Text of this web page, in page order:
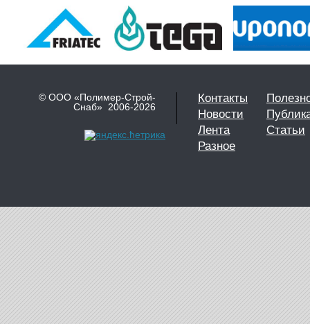
© ООО «Полимер-Строй-
Снаб» 2006-2026
Контакты
Новости
Лента
Статьи
Разное